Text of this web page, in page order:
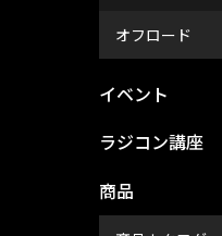
オフロード
イベント
ラジコン講座
商品